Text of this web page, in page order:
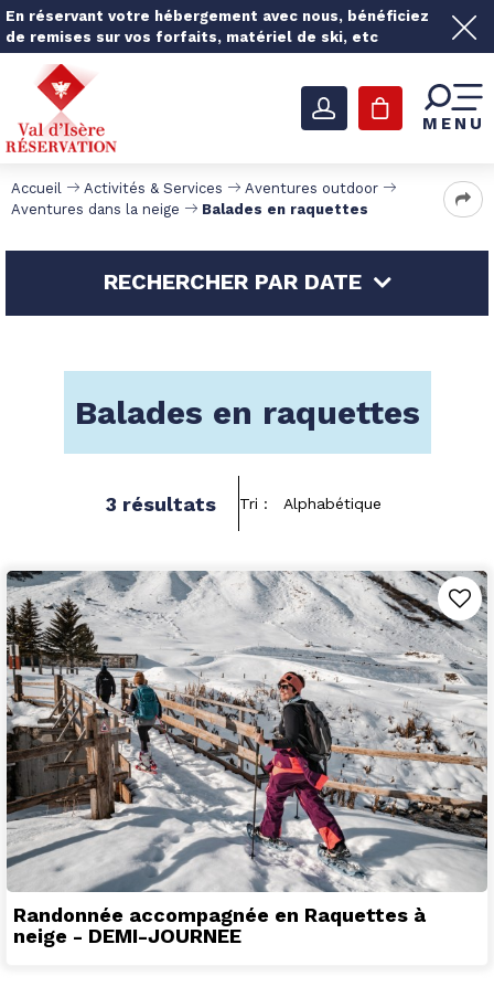
En réservant votre hébergement avec nous, bénéficiez
de remises sur vos forfaits, matériel de ski, etc
MENU
Accueil Activités & Services
Aventures outdoor
Aventures dans la neige
Balades en raquettes
RECHERCHER PAR DATE
Balades en raquettes
3 résultats Tri : Alphabétique
Randonnée accompagnée en Raquettes à
neige - DEMI-JOURNEE